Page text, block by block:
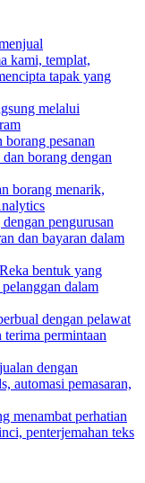
kami, templat,
tapak yang
melalui
pesanan
borang dengan
borang menarik,
pengurusan
dan bayaran dalam
Reka bentuk yang
dalam
dengan pelawat
terima permintaan
dengan
automasi pemasaran,
menambat perhatian
penterjemahan teks